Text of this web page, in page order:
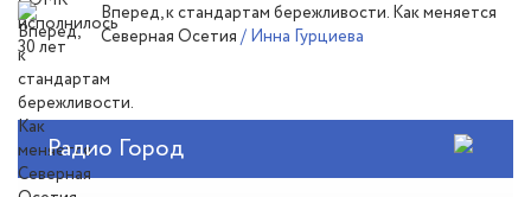
Вперед, к стандартам бережливости. Как меняется
Северная Осетия / Инна Гурциева
Радио Город